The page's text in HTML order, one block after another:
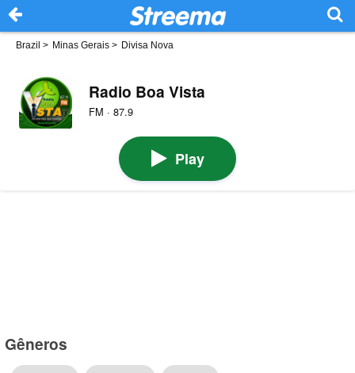
Brazil > Minas Gerais > Divisa Nova
Radio Boa Vista
FM · 87.9
Play
Gêneros